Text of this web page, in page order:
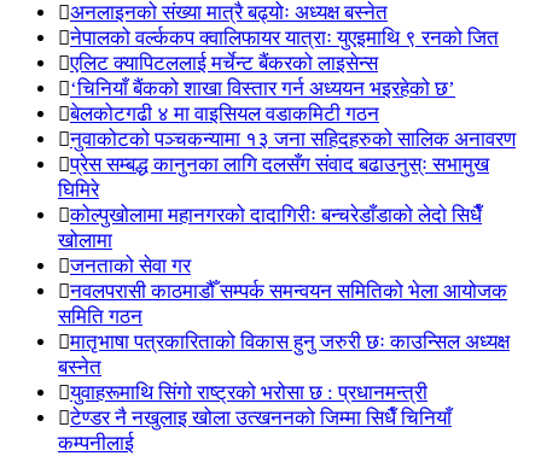
अनलाइनको संख्या मात्रै बढ्योः अध्यक्ष बस्नेत
नेपालको वर्ल्ककप क्वालिफायर यात्राः युएइमाथि ९ रनको जित
एलिट क्यापिटललाई मर्चेन्ट बैंकरको लाइसेन्स
‘चिनियाँ बैंकको शाखा विस्तार गर्न अध्ययन भइरहेको छ’
बेलकोटगढी ४ मा वाइसियल वडाकमिटी गठन
नुवाकोटको पञ्चकन्यामा १३ जना सहिदहरुको सालिक अनावरण
प्रेस सम्बद्ध कानुनका लागि दलसँग संवाद बढाउनुस्ः सभामुख
घिमिरे
कोल्पुखोलामा महानगरको दादागिरीः बन्चरेडाँडाको लेदो सिधैँ
खोलामा
जनताको सेवा गर
नवलपरासी काठमाडौँ सम्पर्क समन्वयन समितिको भेला आयोजक
समिति गठन
मातृभाषा पत्रकारिताको विकास हुनु जरुरी छः काउन्सिल अध्यक्ष
बस्नेत
युवाहरूमाथि सिंगो राष्ट्रको भरोसा छ : प्रधानमन्त्री
टेण्डर नै नखुलाइ खोला उत्खननको जिम्मा सिधैँ चिनियाँ
कम्पनीलाई